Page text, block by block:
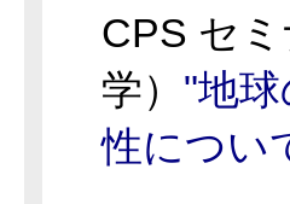
CPS セ
学） "地
性につい